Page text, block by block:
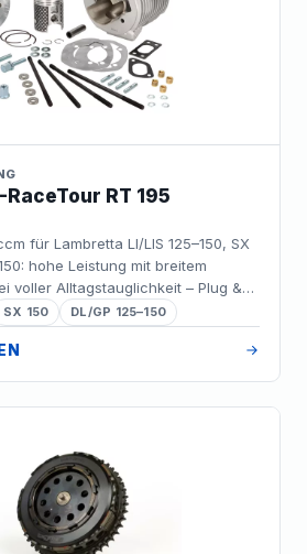
RaceTour RT 195
für Lambretta LI/LIS 125–150, SX
hohe Leistung mit breitem
voller Alltagstauglichkeit – Plug &
SX 150 DL/GP 125–150